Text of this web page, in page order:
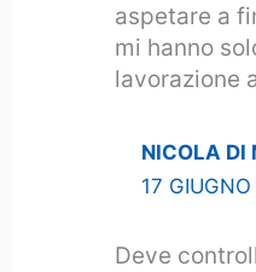
aspetare a
mi hanno
lavorazione
NICOLA DI
17
Deve